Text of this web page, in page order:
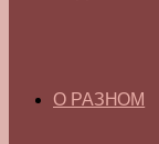
О РАЗНОМ